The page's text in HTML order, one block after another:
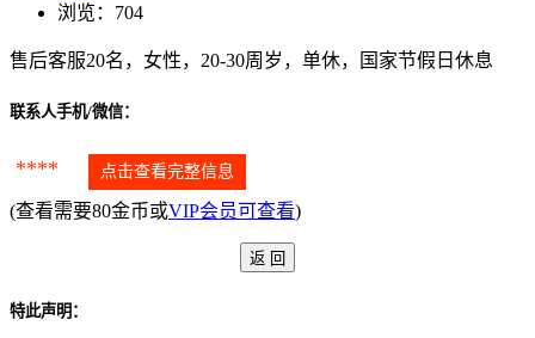
浏览：704
售后客服20名，女性，20-30周岁，单休，国家节假日休息
联系人手机/微信：
**** 点击查看完整信息
(查看需要80金币或VIP会员可查看)
特此声明：